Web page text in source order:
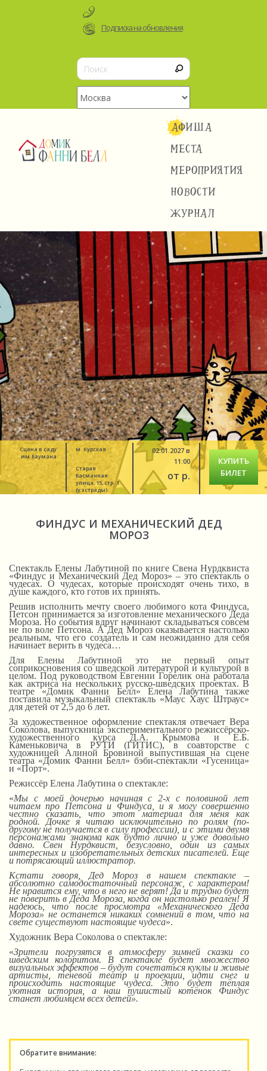
Подписка на обновления
АФИША
МЕСТА
МЕРОПРИЯТИЯ
НОВОСТИ
ЖУРНАЛ
Сцена в саду
им.Баумана
м. Курская
Старая
Басманная
улица, 15, стр. 1
(у эстрады)
02.01.2027 в
11:00
от р.
КУПИТЬ
БИЛЕТ
ФИНДУС И МЕХАНИЧЕСКИЙ ДЕД
МОРОЗ
Спектакль Елены Лабутиной по книге Свена Нурдквиста
«Финдус и Механический Дед Мороз» – это спектакль о
чудесах. О чудесах, которые происходят очень тихо, в
душе каждого, кто готов их принять.
Решив исполнить мечту своего любимого кота Финдуса,
Петсон принимается за изготовление механического Деда
Мороза. Но события вдруг начинают складываться совсем
не по воле Петсона. А Дед Мороз оказывается настолько
реальным, что его создатель и сам неожиданно для себя
начинает верить в чудеса…
Для Елены Лабутиной это не первый опыт
соприкосновения со шведской литературой и культурой в
целом. Под руководством Евгении Горелик она работала
как актриса на нескольких русско-шведских проектах. В
театре «Домик Фанни Белл» Елена Лабутина также
поставила музыкальный спектакль «Маус Хаус Штраус»
для детей от 2,5 до 6 лет.
За художественное оформление спектакля отвечает Вера
Соколова, выпускница экспериментального режиссёрско-
художественного курса Д.А. Крымова и Е.Б.
Каменьковича в РУТИ (ГИТИС), в соавторстве с
художницей Алиной Бровиной выпустившая на сцене
театра «Домик Фанни Белл» бэби-спектакли «Гусеница»
и «Порт».
Режиссёр Елена Лабутина о спектакле:
«Мы с моей дочерью начиная с 2-х с половиной лет
читаем про Петсона и Финдуса, и я могу совершенно
честно сказать, что этот материал для меня как
родной. Дочке я читаю исключительно по ролям (по-
другому не получается в силу профессии), ис этими двумя
персонажами знакома как будто лично и уже довольно
давно. Свен Нурдквист, безусловно, один из самых
интересных и изобретательных детских писателей. Еще
и потрясающий иллюстратор.
Кстати говоря, Дед Мороз в нашем спектакле –
абсолютно самодостаточный персонаж, с характером!
Не нравится ему, что в него не верят! Да и трудно будет
не поверить в Деда Мороза, когда он настолько реален! Я
надеюсь, что после просмотра «Механического Деда
Мороза» не останется никаких сомнений в том, что на
свете существуют настоящие чудеса».
Художник Вера Соколова о спектакле:
«Зрители погрузятся в атмосферу зимней сказки со
шведским колоритом. В спектакле будет множество
визуальных эффектов – будут сочетаться куклы и живые
артисты, теневой театр и проекции, идти снег и
происходить настоящие чудеса. Это будет тёплая
уютная история, а наш пушистый котёнок Финдус
станет любимцем всех детей».
Обратите внимание: